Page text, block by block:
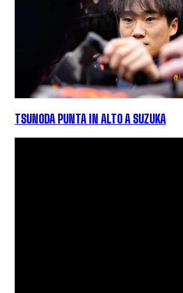
TSUNODA PUNTA IN ALTO A SUZUKA